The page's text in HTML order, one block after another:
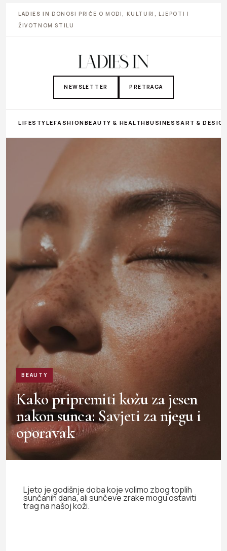
LADIES IN DONOSI PRIČE O MODI, KULTURI, LJEPOTI I
ŽIVOTNOM STILU
NEWSLETTER PRETRAGA
LIFESTYLEFASHIONBEAUTY & HEALTHBUSINESS ART &
BEAUTY
Kako pripremiti kožu za jesen
nakon sunca: Savjeti za njegu i
oporavak
Ljeto je godišnje doba koje volimo zbog toplih
sunčanih dana, ali sunčeve zrake mogu ostaviti
trag na našoj koži.